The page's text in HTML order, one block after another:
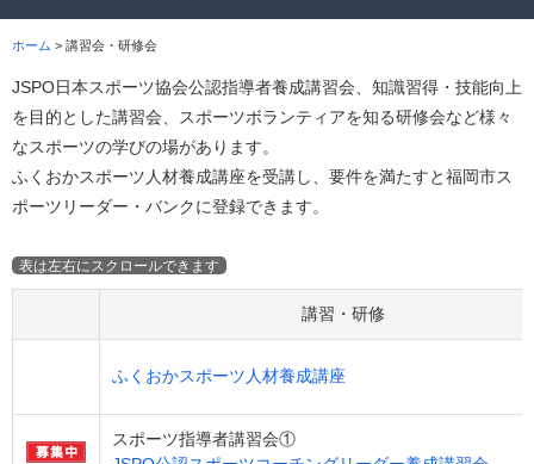
ホーム > 講習会・研修会
JSPO日本スポーツ協会公認指導者養成講習会、知識習得・技能向上
を目的とした講習会、スポーツボランティアを知る研修会など様々
なスポーツの学びの場があります。
ふくおかスポーツ人材養成講座を受講し、要件を満たすと福岡市ス
ポーツリーダー・バンクに登録できます。
講習・研修
ふくおかスポーツ人材養成講座
スポーツ指導者講習会①